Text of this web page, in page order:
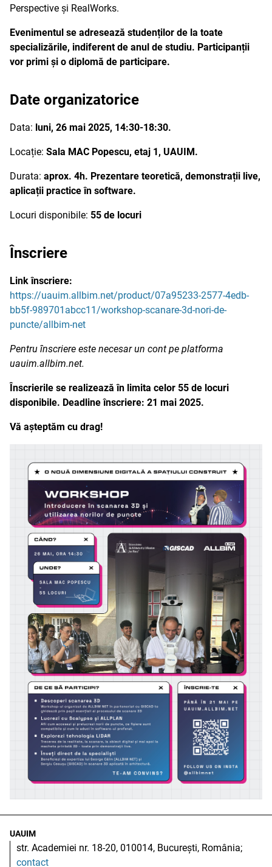
Perspective și RealWorks.
Evenimentul se adresează studenților de la toate
specializările, indiferent de anul de studiu. Participanții
vor primi și o diplomă de participare.
Date organizatorice
Data: luni, 26 mai 2025, 14:30-18:30.
Locație: Sala MAC Popescu, etaj 1, UAUIM.
Durata: aprox. 4h. Prezentare teoretică, demonstrații live,
aplicații practice în software.
Locuri disponibile: 55 de locuri
Înscriere
Link înscriere:
https://uauim.allbim.net/product/07a95233-2577-4edb-
bb5f-989701abcc11/workshop-scanare-3d-nori-de-
puncte/allbim-net
Pentru înscriere este necesar un cont pe platforma
uauim.allbim.net.
Înscrierile se realizează în limita celor 55 de locuri
disponibile. Deadline înscriere: 21 mai 2025.
Vă așteptăm cu drag!
UAUIM
str. Academiei nr. 18-20, 010014, București, România;
contact